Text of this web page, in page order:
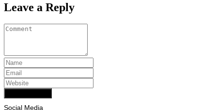
Leave a Reply
Social Media